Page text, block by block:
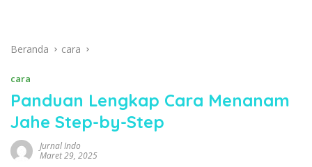
Beranda cara
cara
Panduan Lengkap Cara Menanam
Jahe Step-by-Step
Jurnal Indo
Maret 29, 2025